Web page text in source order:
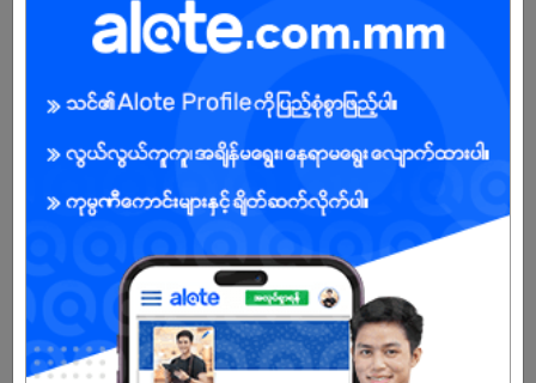
အကျိုးအမြတ်
ထမင်းစရိတ်
အချိန်ပိုကြေး
နှစ်စဉ် ဘောနပ် အကျိုးခံစားခွင့်များ